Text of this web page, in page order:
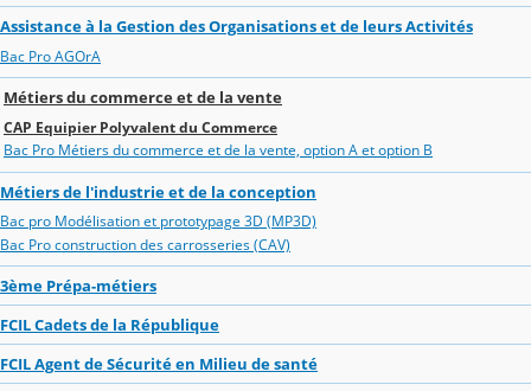
Assistance à la Gestion des Organisations et de leurs Activités
Bac Pro AGOrA
Métiers du commerce et de la vente
CAP Equipier Polyvalent du Commerce
Bac Pro Métiers du commerce et de la vente, option A et option B
Métiers de l'industrie et de la conception
Bac pro Modélisation et prototypage 3D (MP3D)
Bac Pro construction des carrosseries (CAV)
3ème Prépa-métiers
FCIL Cadets de la République
FCIL Agent de Sécurité en Milieu de santé